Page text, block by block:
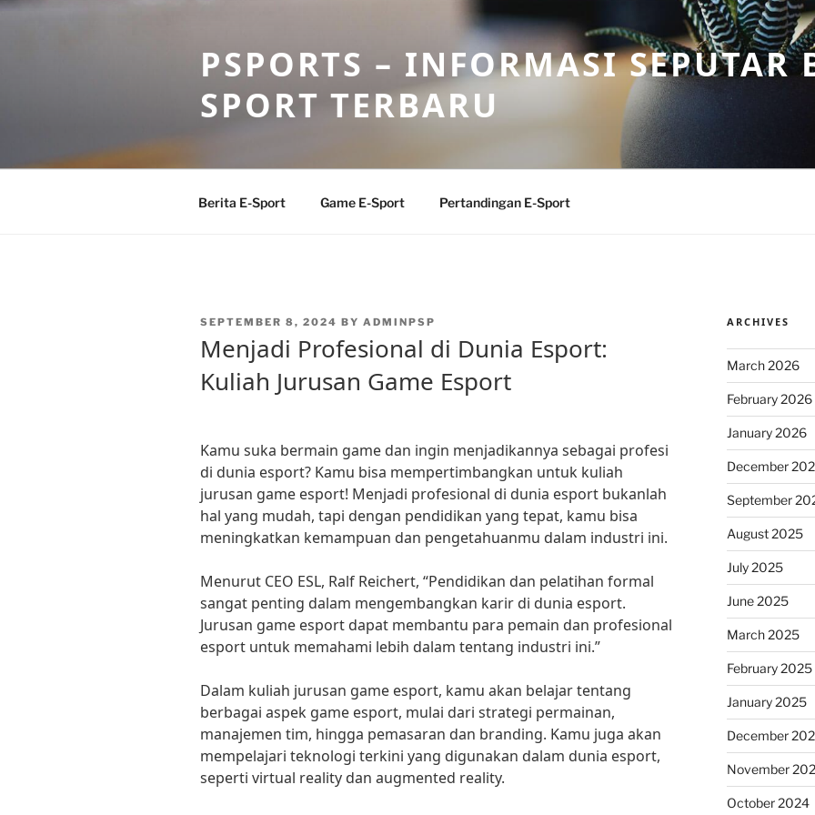
Skip
PSPORTS – INFORMASI SEPUTAR
SPORT TERBARU
Berita E-Sport Game E-Sport Pertandingan E-Sport
POSTED
SEPTEMBER 8, 2024 BY ADMINPSP
Menjadi Profesional di Dunia Esport:
Kuliah Jurusan Game Esport
Kamu suka bermain game dan ingin menjadikannya sebagai profesi
di dunia esport? Kamu bisa mempertimbangkan untuk kuliah
jurusan game esport! Menjadi profesional di dunia esport bukanlah
hal yang mudah, tapi dengan pendidikan yang tepat, kamu bisa
meningkatkan kemampuan dan pengetahuanmu dalam industri ini.
Menurut CEO ESL, Ralf Reichert, “Pendidikan dan pelatihan formal
sangat penting dalam mengembangkan karir di dunia esport.
Jurusan game esport dapat membantu para pemain dan profesional
esport untuk memahami lebih dalam tentang industri ini.”
Dalam kuliah jurusan game esport, kamu akan belajar tentang
berbagai aspek game esport, mulai dari strategi permainan,
manajemen tim, hingga pemasaran dan branding. Kamu juga akan
mempelajari teknologi terkini yang digunakan dalam dunia esport,
seperti virtual reality dan augmented reality.
ARCHIVES
March 2026
February 2026
January 2026
December
September
August 2025
July 2025
June 2025
March 2025
February 2025
January 2025
December
November
October 2024